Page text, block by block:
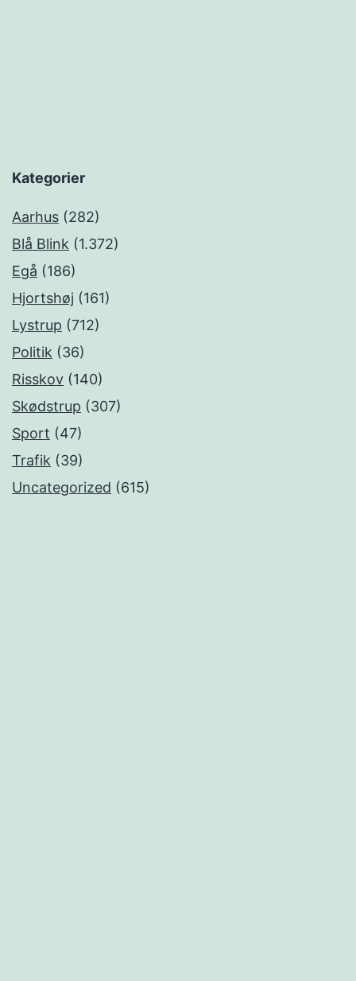
Kategorier
Aarhus (282)
Blå Blink (1.372)
Egå (186)
Hjortshøj (161)
Lystrup (712)
Politik (36)
Risskov (140)
Skødstrup (307)
Sport (47)
Trafik (39)
Uncategorized (615)